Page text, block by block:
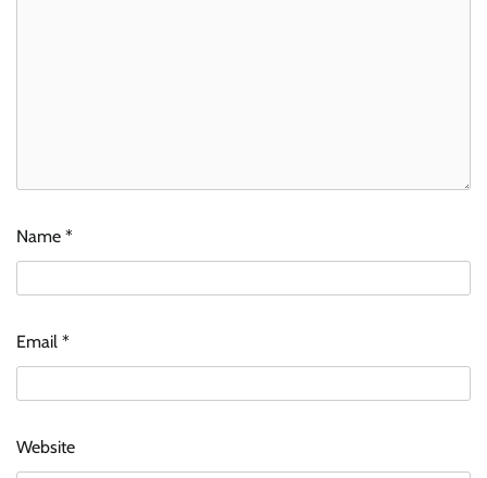
Name *
Email *
Website